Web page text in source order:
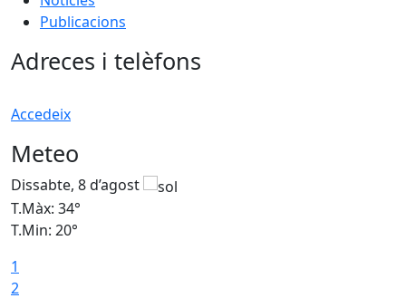
Publicacions
Adreces i telèfons
Accedeix
Meteo
Dissabte, 8 d’agost
T.Màx: 34°
T.Min: 20°
1
2